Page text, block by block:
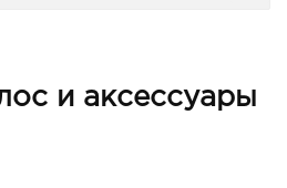
и аксессуары